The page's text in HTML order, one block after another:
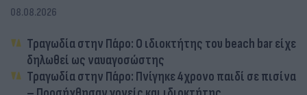
08.08.2026
Τραγωδία στην Πάρο: Ο ιδιοκτήτης του beach bar είχε
δηλωθεί ως ναυαγοσώστης
Τραγωδία στην Πάρο: Πνίγηκε 4χρονο παιδί σε πισίνα